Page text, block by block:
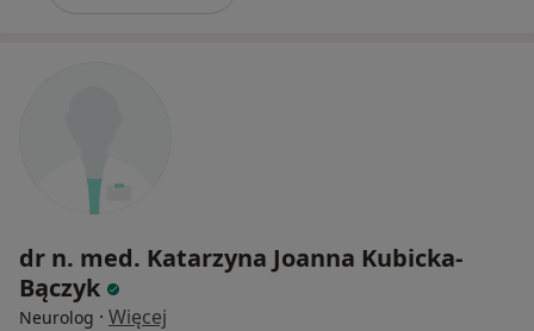
dr n. med. Katarzyna Joanna Kubicka-
Bączyk
Neurolog · Więcej